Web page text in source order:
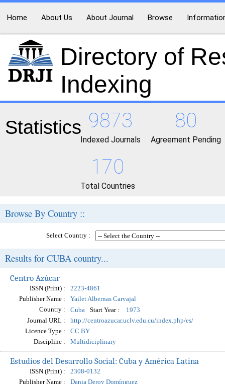
Home About Us About Journal Browse
Directory of
Indexing
Statistics 9873
Indexed Journals
80
Agreement Pending
170
Total Countries
Browse By Country ::
Select Country :
Results for CUBA country...
Centro Azúcar
ISSN (Print) :
2223-4861
Publisher Name :
Yailet Albernas Carvajal
Country :
Cuba Start Year :
1973
Journal URL :
http://centroazucar.uclv.edu.cu/index.php/es/
Licence Type :
CC BY
Discipline :
Multidiciplinary
Estudios del Desarrollo Social: Cuba y América Latina
ISSN (Print) :
2308-0132
Publisher Name :
Dania Deroy Domínguez